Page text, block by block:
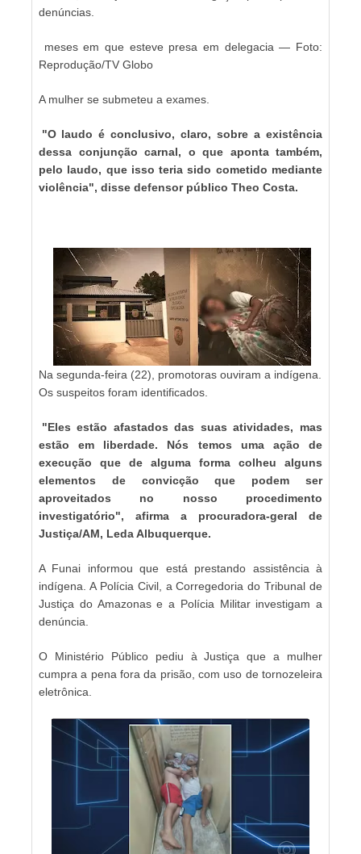
denúncias.
meses em que esteve presa em delegacia — Foto:
Reprodução/TV Globo
A mulher se submeteu a exames.
"O laudo é conclusivo, claro, sobre a existência
dessa conjunção carnal, o que aponta também,
pelo laudo, que isso teria sido cometido mediante
violência", disse defensor público Theo Costa.
Na segunda-feira (22), promotoras ouviram a indígena.
Os suspeitos foram identificados.
"Eles estão afastados das suas atividades, mas
estão em liberdade. Nós temos uma ação de
execução que de alguma forma colheu alguns
elementos de convicção que podem ser
aproveitados no nosso procedimento
investigatório", afirma a procuradora-geral de
Justiça/AM, Leda Albuquerque.
A Funai informou que está prestando assistência à
indígena. A Polícia Civil, a Corregedoria do Tribunal de
Justiça do Amazonas e a Polícia Militar investigam a
denúncia.
O Ministério Público pediu à Justiça que a mulher
cumpra a pena fora da prisão, com uso de tornozeleira
eletrônica.